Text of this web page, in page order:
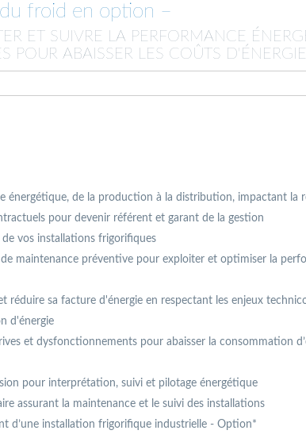
froid en option –
ET SUIVRE LA PERFORMANCE
POUR ABAISSER LES COÛTS D'ÉNERGIE
énergétique, de la production à la distribution, impactant la
pour devenir référent et garant de la gestion
de vos installations frigorifiques
maintenance préventive pour exploiter et optimiser la
réduire sa facture d'énergie en respectant les enjeux
d'énergie
et dysfonctionnements pour abaisser la consommation
pour interprétation, suivi et pilotage énergétique
assurant la maintenance et le suivi des installations
d’une installation frigorifique industrielle - Option*